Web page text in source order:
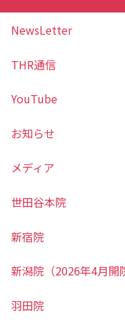
NewsLetter
THR通信
YouTube
お知らせ
メディア
世田谷本院
新宿院
新潟院（2026年4月開
羽田院